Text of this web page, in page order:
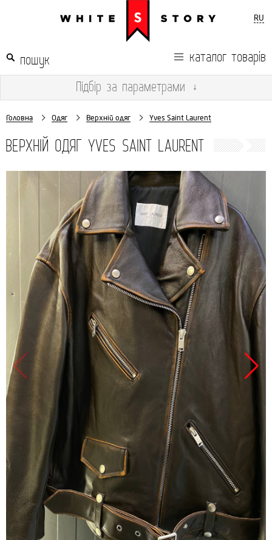
RU
каталог товарів
Підбір за параметрами ↓
Головна Одяг Верхній одяг Yves Saint Laurent
ВЕРХНІЙ ОДЯГ YVES SAINT LAURENT
Продано